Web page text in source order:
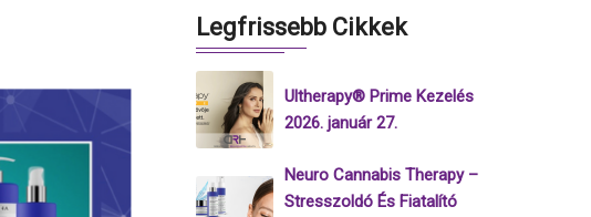
Legfrissebb Cikkek
Ultherapy® Prime Kezelés
2026. január 27.
Neuro Cannabis Therapy –
Stresszoldó És Fiatalító